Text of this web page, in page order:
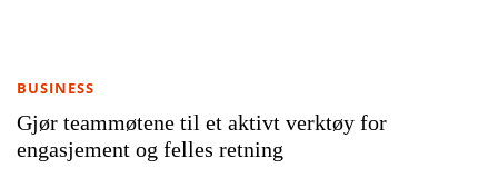
Gjør teammøtene til et aktivt verktøy for
engasjement og felles retning
BUSINESS